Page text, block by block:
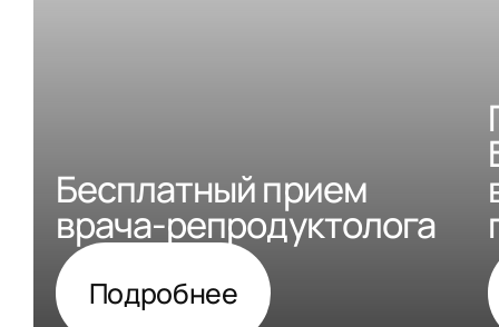
Бесплатный прием
врача-репродуктолога
Подробнее